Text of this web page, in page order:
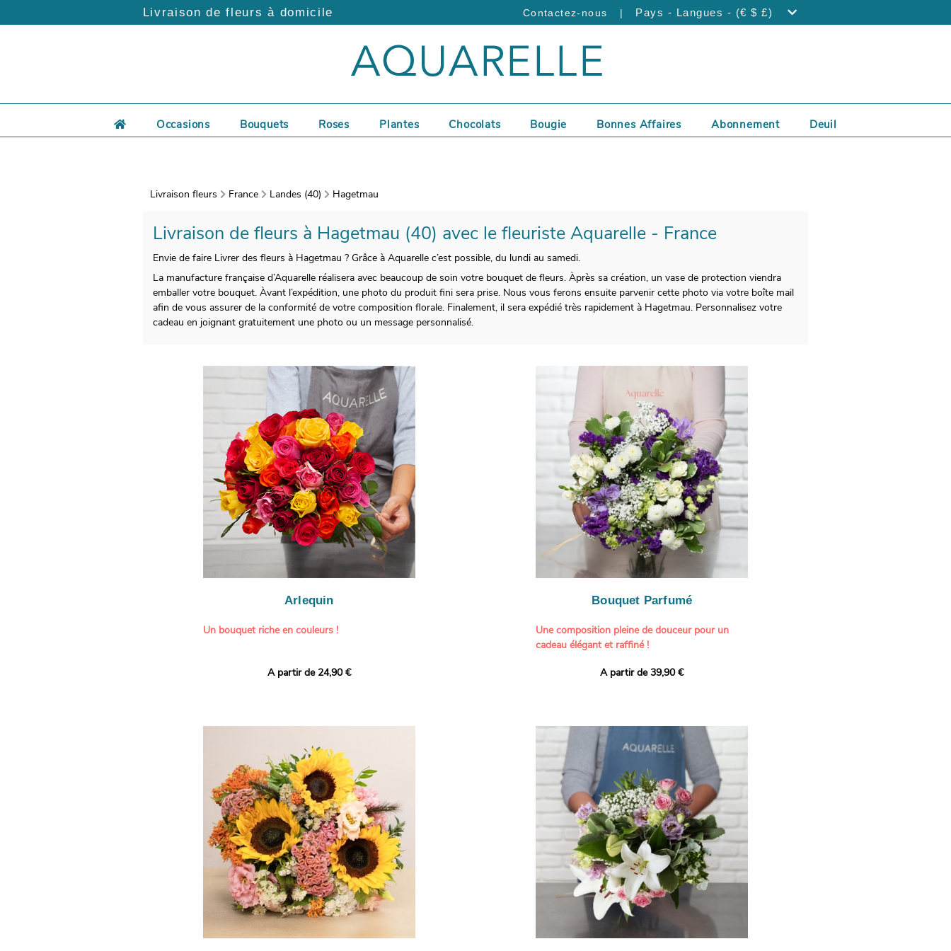
Livraison de fleurs à domicile Contactez-nous | Pays - Langues - (€ $ £)
Occasions Bouquets Roses Plantes Chocolats Bougie Bonnes Affaires Abonnement Deuil
Livraison fleurs France Landes (40) Hagetmau
Livraison de fleurs à Hagetmau (40) avec le fleuriste Aquarelle - France
Envie de faire Livrer des fleurs à Hagetmau ? Grâce à Aquarelle c’est possible, du lundi au samedi.
La manufacture française d’Aquarelle réalisera avec beaucoup de soin votre bouquet de fleurs. Àprès sa création, un vase de protection viendra
emballer votre bouquet. Àvant l’expédition, une photo du produit fini sera prise. Nous vous ferons ensuite parvenir cette photo via votre boîte mail
afin de vous assurer de la conformité de votre composition florale. Finalement, il sera expédié très rapidement à Hagetmau. Personnalisez votre
cadeau en joignant gratuitement une photo ou un message personnalisé.
Arlequin
Un bouquet riche en couleurs !
vives pour un effet vitaminé garanti. Un
'Tropical Amazone' et 'Wild Calypso', connues
pour leur tenue en vase, leurs teintes
incroyables et le parfait épanouissement de
leurs boutons.
Une explosion de couleurs dans un bouquet de
roses fraîches !
Il contient :
- Un mélange harmonieux de roses roses,
rouges, jaunes et orange
- Quelques feuillages pour structurer
À offrir pour :
- Souhaiter un anniversaire joyeux et coloré
A partir de 24,90 €
Bouquet Parfumé
Une composition pleine de douceur pour un
cadeau élégant et raffiné !
Offrez un bouquet délicat et généreux, imaginé
création une touche de pureté et de
romantisme, tandis que les giroflées dévoilent
un parfum délicat et une allure naturellement
poétique. Le gypsophile, léger et aérien, vient
envelopper l’ensemble de douceur, pendant que
les lisianthus ajoutent une note d’élégance et de
raffinement à cette harmonie florale.
Chaque tige a été sélectionnée avec soin pour
composer un bouquet lumineux, plein de
charme et de délicatesse. Avec son bel équilibre
entre volume, finesse et parfum, cette création
florale est idéale pour célébrer les plus beaux
moments de vie avec grâce et émotion.
A partir de 39,90 €